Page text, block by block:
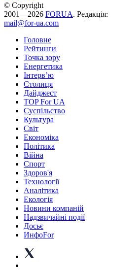
© Copyright
2001—2026 FORUA. Редакція:
mail@for-ua.com
Головне
Рейтинги
Точка зору
Енергетика
Інтерв’ю
Столиця
Дайджест
TOP For UA
Суспiльство
Культура
Світ
Економіка
Політика
Війна
Спорт
Здоров'я
Технології
Аналітика
Екологія
Новини компаній
Надзвичайні події
Досьє
ИнфоFor